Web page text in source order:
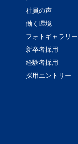
社員の声
働く環境
フォトギャラリー
新卒者採用
経験者採用
採用エントリー